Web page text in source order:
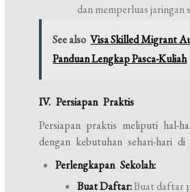
dan memperluas jaringan
See also Visa Skilled Migrant
Panduan Lengkap Pasca-Kuliah
IV. Persiapan Praktis
Persiapan praktis meliputi hal-
dengan kebutuhan sehari-hari di
Perlengkapan Sekolah:
Buat Daftar:Buat daftar